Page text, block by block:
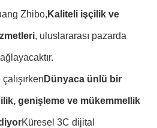
Zhibo, Kaliteli işçilik ve
, uluslararası pazarda
Dünyaca ünlü bir
genişleme ve mükemmellik
Küresel 3C dijital